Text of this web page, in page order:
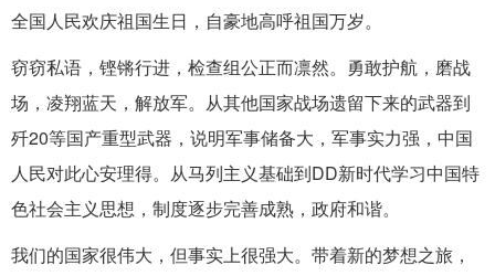
全国人民欢庆祖国生日，自豪地高呼祖国万岁。
窃窃私语，铿锵行进，检查组公正而凛然。勇敢护航，磨战
场，凌翔蓝天，解放军。从其他国家战场遗留下来的武器到
歼20等国产重型武器，说明军事储备大，军事实力强，中国
人民对此心安理得。从马列主义基础到DD新时代学习中国特
色社会主义思想，制度逐步完善成熟，政府和谐。
我们的国家很伟大，但事实上很强大。带着新的梦想之旅，